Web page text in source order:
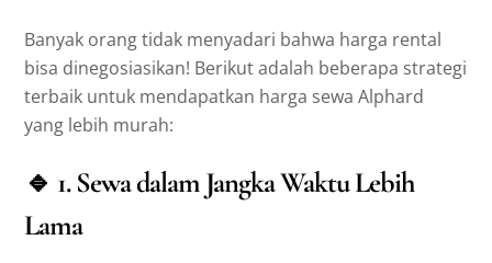
Banyak orang tidak menyadari bahwa harga rental
bisa dinegosiasikan! Berikut adalah beberapa strategi
terbaik untuk mendapatkan harga sewa Alphard
yang lebih murah:
🔹 1. Sewa dalam Jangka Waktu Lebih
Lama